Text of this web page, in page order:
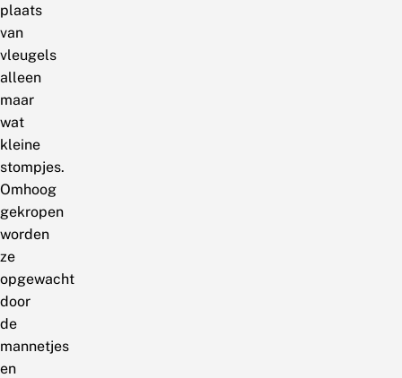
plaats
van
vleugels
alleen
maar
wat
kleine
stompjes.
Omhoog
gekropen
worden
ze
opgewacht
door
de
mannetjes
en